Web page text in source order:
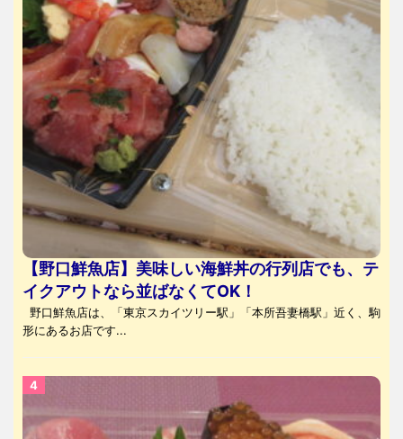
【野口鮮魚店】美味しい海鮮丼の行列店でも、テ
イクアウトなら並ばなくてOK！
野口鮮魚店は、「東京スカイツリー駅」「本所吾妻橋駅」近く、駒
形にあるお店です...